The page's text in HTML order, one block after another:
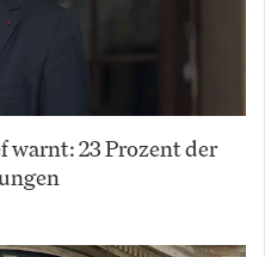
warnt: 23 Prozent der